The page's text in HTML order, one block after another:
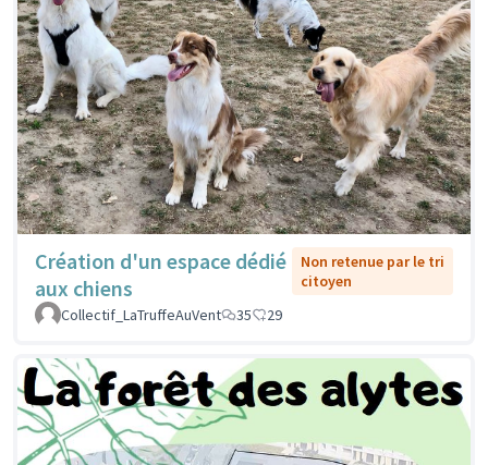
Création d'un espace dédié
aux chiens
Non retenue par le tri
citoyen
Collectif_LaTruffeAuVent
35 29